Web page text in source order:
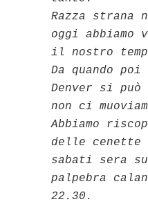
Razza strana
oggi abbiamo
il nostro
Da quando
Denver si
non ci
Abbiamo
delle
sabati sera
palpebra
22.30.